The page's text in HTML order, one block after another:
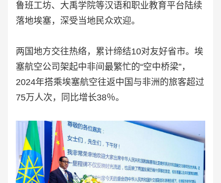
鲁班工坊、大禹学院等汉语和职业教育平台陆续
落地埃塞，深受当地民众欢迎。
两国地方交往热络，累计缔结10对友好省市。埃
塞航空公司架起中非间最繁忙的“空中桥梁”，
2024年搭乘埃塞航空往返中国与非洲的旅客超过
75万人次，同比增长38％。